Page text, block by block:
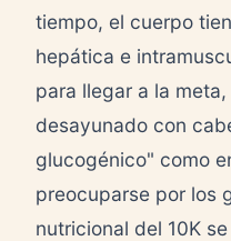
tiempo, el cuerpo
hepática e
para llegar a la
desayunado con
glucogénico" como
preocuparse por los
nutricional del 10K